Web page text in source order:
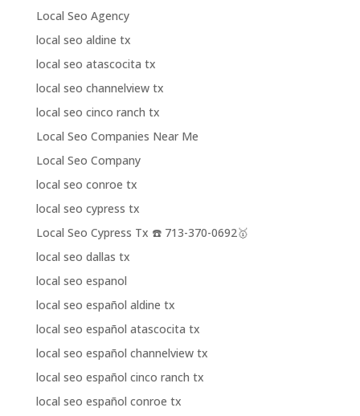
Local Seo Agency
local seo aldine tx
local seo atascocita tx
local seo channelview tx
local seo cinco ranch tx
Local Seo Companies Near Me
Local Seo Company
local seo conroe tx
local seo cypress tx
Local Seo Cypress Tx ☎️ 713-370-0692🥇
local seo dallas tx
local seo espanol
local seo español aldine tx
local seo español atascocita tx
local seo español channelview tx
local seo español cinco ranch tx
local seo español conroe tx